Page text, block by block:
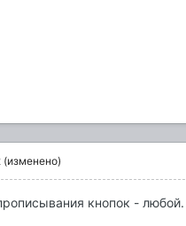
(изменено)
кнопок - любой.